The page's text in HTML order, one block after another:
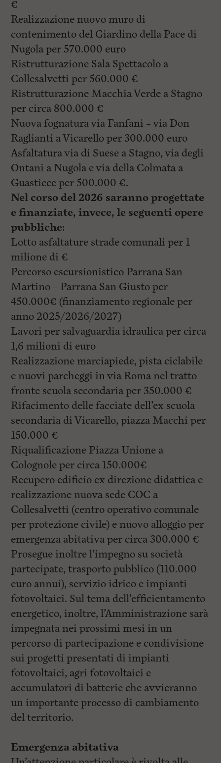
€
Realizzazione nuovo muro di
contenimento del Giardino della Pace di
Nugola per 570.000 euro
Ristrutturazione Sala Spettacolo a
Collesalvetti per 560.000 €
Ristrutturazione Macchia Verde a Stagno
per circa 800.000 €
Nuova fognatura via Fanfani – via Don
Raglianti a Vicarello per 300.000 euro
Asfaltatura via di Suese a Stagno, via degli
Ontani a Nugola e via della Colmata a
Guasticce per 500.000 €.
Nel corso del 2026 saranno progettate
e finanziate, invece, le seguenti opere
pubbliche:
Lotto asfaltature strade comunali per 1
milione di €
Percorso escursionistico Parrana San
Martino – Parrana San Giusto per
450.000€ (finanziamento regionale per
anno 2025/2026/2027)
Lavori per salvaguardia idraulica per circa
1,6 milioni di euro
Realizzazione marciapiede, pista ciclabile
e nuovi parcheggi in via Roma nel tratto
fronte scuola secondaria per 350.000 €
Rifacimento delle facciate dell’ex scuola
secondaria di Vicarello, piazza Macchi per
150.000 €
Riqualificazione Piazza Unione a
Colognole per circa 150.000€
Recupero edificio ex direzione didattica e
realizzazione nuova sede COC a
Collesalvetti (centro operativo comunale
per protezione civile) e nuovo alloggio per
emergenza abitativa per circa 300.000 €
Prosegue inoltre l’impegno su società
partecipate, trasporto pubblico (110.000
euro annui), servizio idrico e impianti
fotovoltaici. Sul tema dell’efficientamento
energetico, inoltre, l’Amministrazione sarà
impegnata nei prossimi mesi in un
percorso di partecipazione e condivisione
sui progetti presentati di impianti
fotovoltaici, agri fotovoltaici e
accumulatori di batterie che avvieranno
un importante processo di cambiamento
del territorio.
Emergenza abitativa